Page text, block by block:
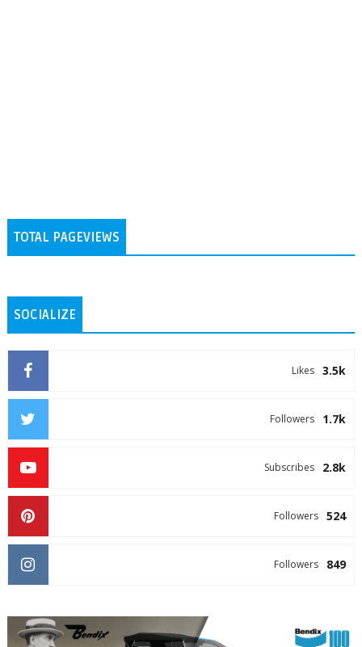
TOTAL PAGEVIEWS
SOCIALIZE
3.5k
Likes
1.7k
Followers
2.8k
Subscribes
524
Followers
849
Followers